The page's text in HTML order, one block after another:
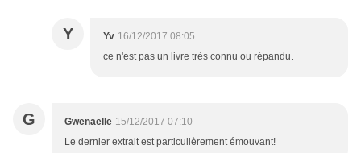
Y Yv 16/12/2017 08:05
ce n'est pas un livre très connu ou répandu.
G Gwenaelle 15/12/2017 07:10
Le dernier extrait est particulièrement émouvant!